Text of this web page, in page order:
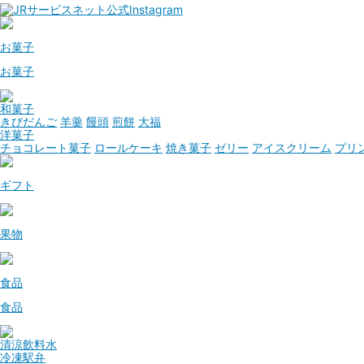
お菓子
お菓子
和菓子
きびだんご 羊羹 饅頭 煎餅 大福
洋菓子
チョコレート菓子 ロールケーキ 焼き菓子 ゼリー アイスクリーム プリ
ギフト
果物
食品
食品
清涼飲料水
冷凍駅弁